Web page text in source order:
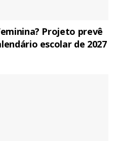
Projeto prevê
escolar de 2027